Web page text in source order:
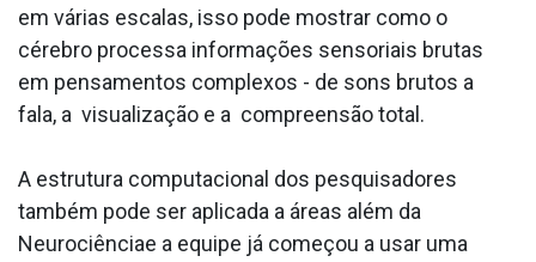
em várias escalas, isso pode mostrar como o
cérebro processa informações sensoriais brutas
em pensamentos complexos - de sons brutos a
fala, a visualização e a compreensão total.
A estrutura computacional dos pesquisadores
também pode ser aplicada a áreas além da
Neurociênciae a equipe já começou a usar uma